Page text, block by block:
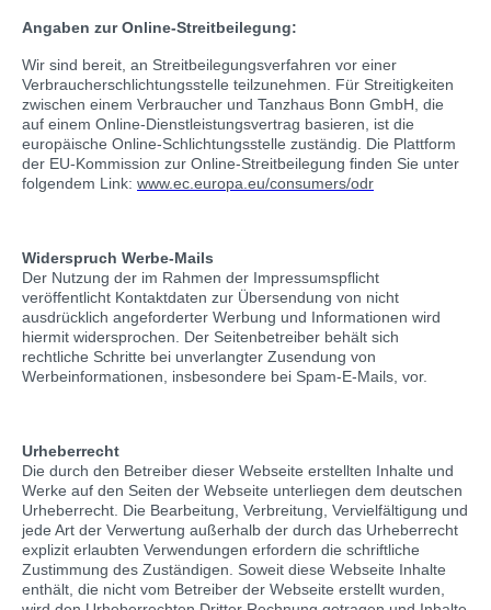
Angaben zur Online-Streitbeilegung:
Wir sind bereit, an Streitbeilegungsverfahren vor einer
Verbraucherschlichtungsstelle teilzunehmen. Für Streitigkeiten
zwischen einem Verbraucher und Tanzhaus Bonn GmbH, die
auf einem Online-Dienstleistungsvertrag basieren, ist die
europäische Online-Schlichtungsstelle zuständig. Die Plattform
der EU-Kommission zur Online-Streitbeilegung finden Sie unter
folgendem Link: www.ec.europa.eu/consumers/odr
Widerspruch Werbe-Mails
Der Nutzung der im Rahmen der Impressumspflicht
veröffentlicht Kontaktdaten zur Übersendung von nicht
ausdrücklich angeforderter Werbung und Informationen wird
hiermit widersprochen. Der Seitenbetreiber behält sich
rechtliche Schritte bei unverlangter Zusendung von
Werbeinformationen, insbesondere bei Spam-E-Mails, vor.
Urheberrecht
Die durch den Betreiber dieser Webseite erstellten Inhalte und
Werke auf den Seiten der Webseite unterliegen dem deutschen
Urheberrecht. Die Bearbeitung, Verbreitung, Vervielfältigung und
jede Art der Verwertung außerhalb der durch das Urheberrecht
explizit erlaubten Verwendungen erfordern die schriftliche
Zustimmung des Zuständigen. Soweit diese Webseite Inhalte
enthält, die nicht vom Betreiber der Webseite erstellt wurden,